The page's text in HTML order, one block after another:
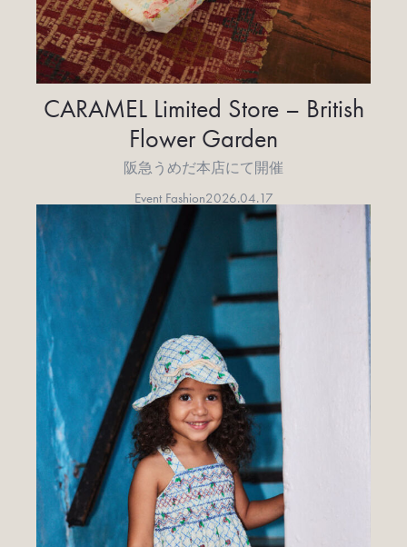
CARAMEL Limited Store – British
Flower Garden
阪急うめだ本店にて開催
Event Fashion2026.04.17